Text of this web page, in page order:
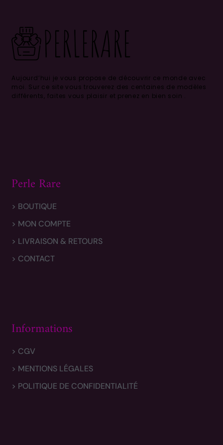
Aujourd’hui je vous propose de découvrir ce monde avec
moi. Sur ce site vous trouverez des centaines de modèles
différents, faites vous plaisir et prenez en bien soin .
Perle Rare
> BOUTIQUE
> MON COMPTE
> LIVRAISON & RETOURS
> CONTACT
Informations
> CGV
> MENTIONS LÉGALES
> POLITIQUE DE CONFIDENTIALITÉ